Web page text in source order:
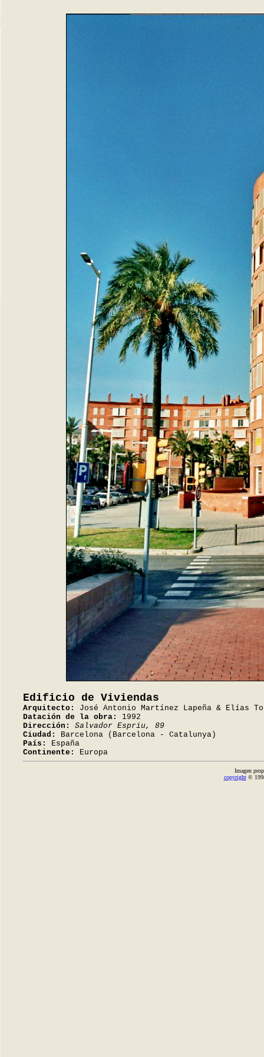
Edificio de Viviendas
Arquitecto:
José Antonio Martínez Lapeña & Elías
Datación de la obra:
1992
Dirección:
Salvador Espriu, 89
Ciudad:
Barcelona (Barcelona - Catalunya)
País:
España
Continente:
Europa
Imagen
copyright©